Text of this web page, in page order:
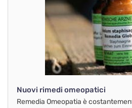
Nuovi rimedi omeopatici
Remedia Omeopatia è